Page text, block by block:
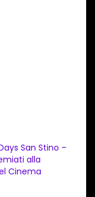
San Stino –
alla
Cinema